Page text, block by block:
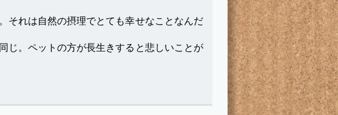
それは自然の摂理でとても幸せなことなんだ
じ。ペットの方が長生きすると悲しいことが